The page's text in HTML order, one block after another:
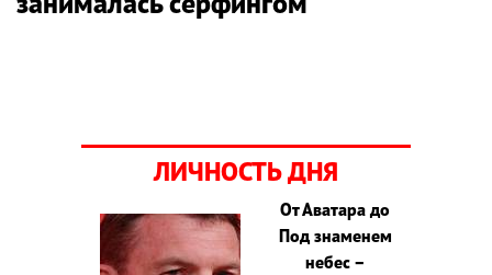
ЛИЧНОСТЬ ДНЯ
От Аватара до
Под знаменем
небес –